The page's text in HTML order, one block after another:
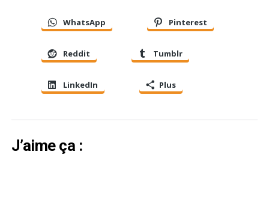
WhatsApp Pinterest
Reddit Tumblr
LinkedIn Plus
J’aime ça :